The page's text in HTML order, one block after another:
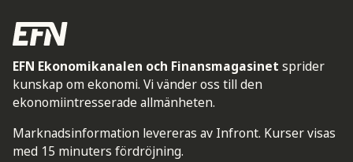
EFN Ekonomikanalen och Finansmagasinet sprider
kunskap om ekonomi. Vi vänder oss till den
ekonomiintresserade allmänheten.
Marknadsinformation levereras av Infront. Kurser visas
med 15 minuters fördröjning.